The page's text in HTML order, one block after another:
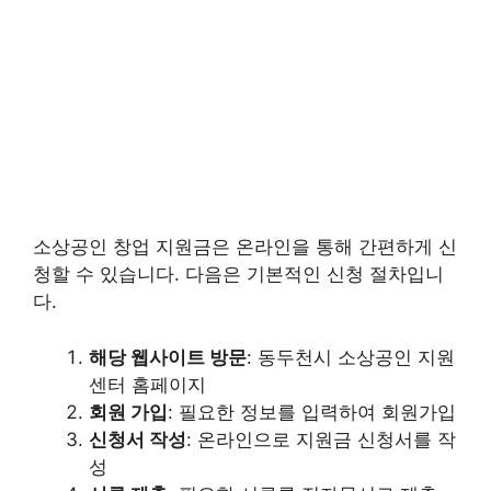
소상공인 창업 지원금은 온라인을 통해 간편하게 신
청할 수 있습니다. 다음은 기본적인 신청 절차입니
다.
해당 웹사이트 방문: 동두천시 소상공인 지원
센터 홈페이지
회원 가입: 필요한 정보를 입력하여 회원가입
신청서 작성: 온라인으로 지원금 신청서를 작
성